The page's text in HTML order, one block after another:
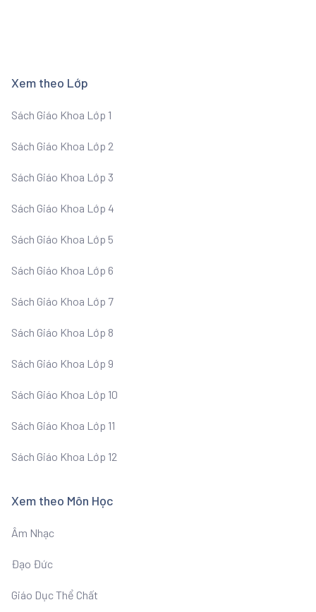
Xem theo Lớp
Sách Giáo Khoa Lớp 1
Sách Giáo Khoa Lớp 2
Sách Giáo Khoa Lớp 3
Sách Giáo Khoa Lớp 4
Sách Giáo Khoa Lớp 5
Sách Giáo Khoa Lớp 6
Sách Giáo Khoa Lớp 7
Sách Giáo Khoa Lớp 8
Sách Giáo Khoa Lớp 9
Sách Giáo Khoa Lớp 10
Sách Giáo Khoa Lớp 11
Sách Giáo Khoa Lớp 12
Xem theo Môn Học
Âm Nhạc
Đạo Đức
Giáo Dục Thể Chất